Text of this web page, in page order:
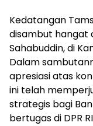
Kedatangan
disambut hangat
Sahabuddin, di
Dalam
apresiasi atas
ini telah
strategis bagi
bertugas di DPR